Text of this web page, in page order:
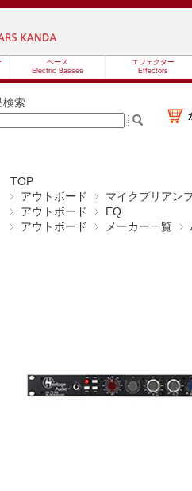
ベース
Electric Basses
エフェクター
Effectors
検索
TOP
アウトボード
マイクプリアン
アウトボード
EQ
アウトボード
メーカー一覧